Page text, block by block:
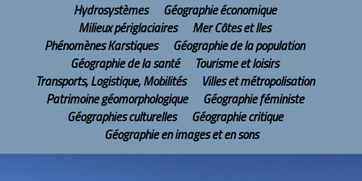
Hydrosystèmes
Géographie économique
Milieux périglaciaires
Mer Côtes et Iles
Phénomènes Karstiques
Géographie de la population
Géographie de la santé
Tourisme et loisirs
Transports, Logistique, Mobilités
Villes et métropolisation
Patrimoine géomorphologique
Géographie féministe
Géographies culturelles
Géographie critique
Géographie en images et en sons